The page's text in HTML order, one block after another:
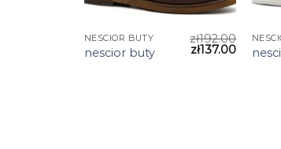
NESCIOR BUTY
nescior buty
zł192.00
zł137.00